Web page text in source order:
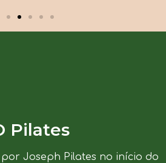
Pilates
Joseph Pilates no início do